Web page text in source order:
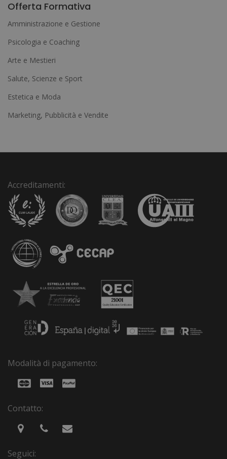
r
n
a
v
Offerta Formativa
Amministrazione e Gestione
Psicologia e Coaching
Arte e Mestieri
Salute, Scienze e Sport
Estetica e Moda
Marketing, Pubblicità e Vendite
Accreditamenti:
Modalità di pagamento:
Contatto:
Seguici: